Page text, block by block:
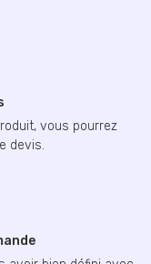
vous pourrez
devis.